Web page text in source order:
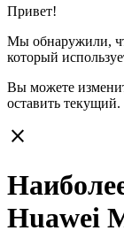
Привет!
Мы обнаружили,
который
Вы можете
оставить текущий.
close
Huawei